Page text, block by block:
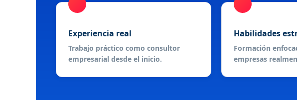
Experiencia real
Trabajo práctico como consultor
empresarial desde el inicio.
Habilidades
Formación
empresas